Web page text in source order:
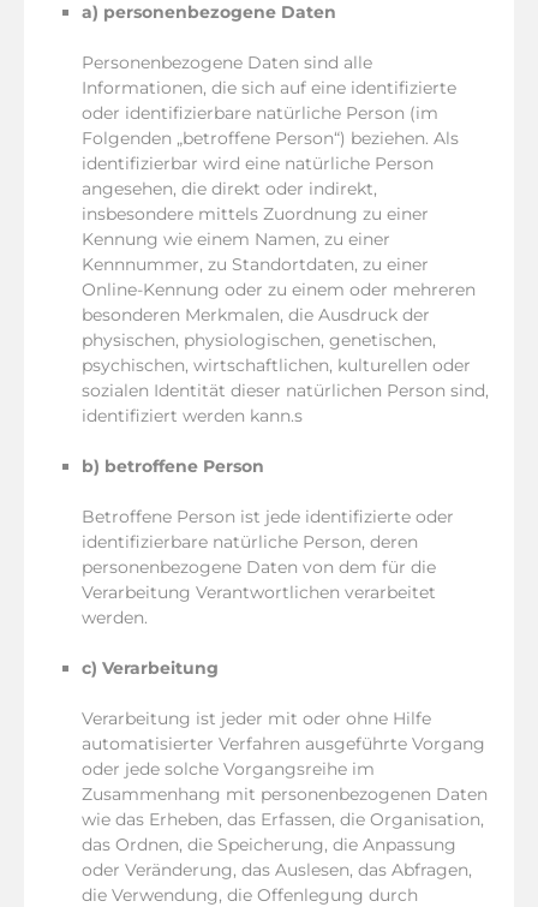
a) personenbezogene Daten
Personenbezogene Daten sind alle
Informationen, die sich auf eine identifizierte
oder identifizierbare natürliche Person (im
Folgenden „betroffene Person“) beziehen. Als
identifizierbar wird eine natürliche Person
angesehen, die direkt oder indirekt,
insbesondere mittels Zuordnung zu einer
Kennung wie einem Namen, zu einer
Kennnummer, zu Standortdaten, zu einer
Online-Kennung oder zu einem oder mehreren
besonderen Merkmalen, die Ausdruck der
physischen, physiologischen, genetischen,
psychischen, wirtschaftlichen, kulturellen oder
sozialen Identität dieser natürlichen Person sind,
identifiziert werden kann.s
b) betroffene Person
Betroffene Person ist jede identifizierte oder
identifizierbare natürliche Person, deren
personenbezogene Daten von dem für die
Verarbeitung Verantwortlichen verarbeitet
werden.
c) Verarbeitung
Verarbeitung ist jeder mit oder ohne Hilfe
automatisierter Verfahren ausgeführte Vorgang
oder jede solche Vorgangsreihe im
Zusammenhang mit personenbezogenen Daten
wie das Erheben, das Erfassen, die Organisation,
das Ordnen, die Speicherung, die Anpassung
oder Veränderung, das Auslesen, das Abfragen,
die Verwendung, die Offenlegung durch